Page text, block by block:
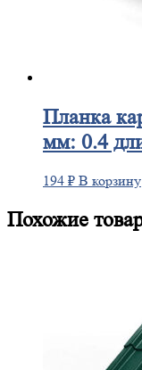
Планка
мм: 0.4
194 ₽ В корзину
Похожие